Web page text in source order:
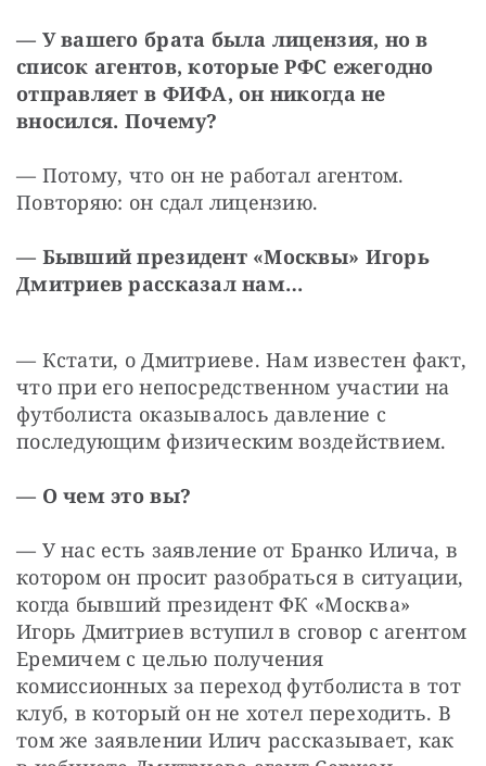
— У вашего брата была лицензия, но в
список агентов, которые РФС ежегодно
отправляет в ФИФА, он никогда не
вносился. Почему?
— Потому, что он не работал агентом.
Повторяю: он сдал лицензию.
— Бывший президент «Москвы» Игорь
Дмитриев рассказал нам…
— Кстати, о Дмитриеве. Нам известен факт,
что при его непосредственном участии на
футболиста оказывалось давление с
последующим физическим воздействием.
— О чем это вы?
— У нас есть заявление от Бранко Илича, в
котором он просит разобраться в ситуации,
когда бывший президент ФК «Москва»
Игорь Дмитриев вступил в сговор с агентом
Еремичем с целью получения
комиссионных за переход футболиста в тот
клуб, в который он не хотел переходить. В
том же заявлении Илич рассказывает, как